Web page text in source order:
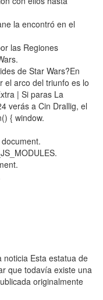
la encontró en el
las Regiones
de Star Wars?En
el arco del triunfo es lo
| Si paras La
verás a Cin Drallig, el
{ window.
Esta estatua de
que todavía existe una
originalmente